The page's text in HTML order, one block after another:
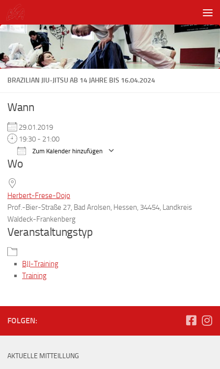
Unter dem Inhalt
BRAZILIAN JIU-JITSU AB 14 JAHRE BIS 16.04.2024
Wann
29.01.2019
19:30 - 21:00
Zum Kalender hinzufügen
Wo
Herbert-Frese-Dojo
Prof.-Bier-Straße 27, Bad Arolsen, Hessen, 34454, Landkreis
Waldeck-Frankenberg
Veranstaltungstyp
BJJ-Training
Training
FOLGEN:
AKTUELLE MITTEILLUNG